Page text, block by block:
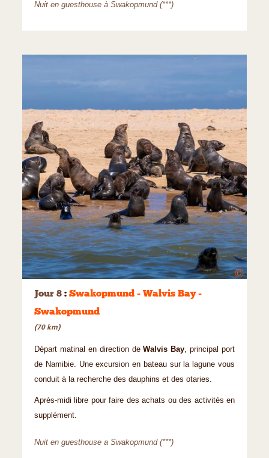
Nuit en guesthouse à Swakopmund (***)
©
Jour 8 : Swakopmund - Walvis Bay -
Swakopmund
(70 km)
Départ matinal en direction deWalvis Bay, principal port
de Namibie. Une excursion en bateau sur la lagune vous
conduit à la recherche des dauphins et des otaries.
Après-midi libre pour faire des achats ou des activités en
supplément.
Nuit en guesthouse a Swakopmund (***)